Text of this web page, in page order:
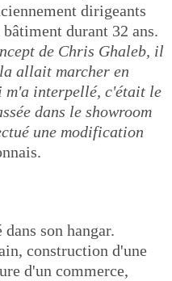
dirigeants
durant 32 ans.
de Chris Ghaleb, il
allait marcher en
m'a interpellé, c'était le
dans le showroom
une modification
son hangar.
construction d'une
d'un commerce,